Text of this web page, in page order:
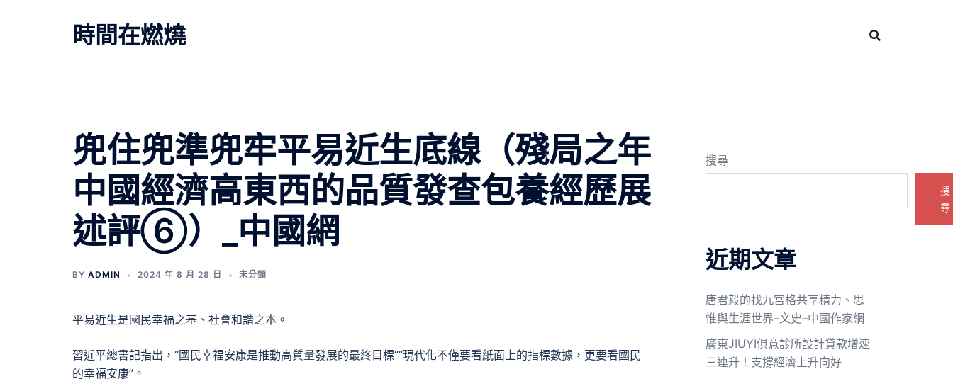
時間在燃燒
兜住兜準兜牢平易近生底線（殘局之年
中國經濟高東西的品質發查包養經歷展
述評⑥）_中國網
BY ADMIN 2024 年 8 月 28 日 未分類
平易近生是國民幸福之基、社會和諧之本。
習近平總書記指出，“國民幸福安康是推動高質量發展的最終目標”“現代化不僅要看紙面上的指標數據，更要看國民
的幸福安康”。
搜尋
搜
尋
近期文章
唐君毅的找九宮格共享精力、思
惟與生涯世界–文史–中國作家網
廣東JIUYI俱意診所設計貸款增速
三連升！支撐經濟上升向好